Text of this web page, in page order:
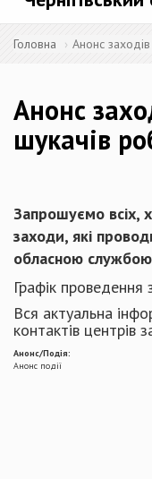
Головна Анонс
Анонс
шукачів
Запрошуємо всіх,
заходи, які
обласною службою
Графік проведення
Вся актуальна
контактів центрів
Анонс/Подія:
Анонс події